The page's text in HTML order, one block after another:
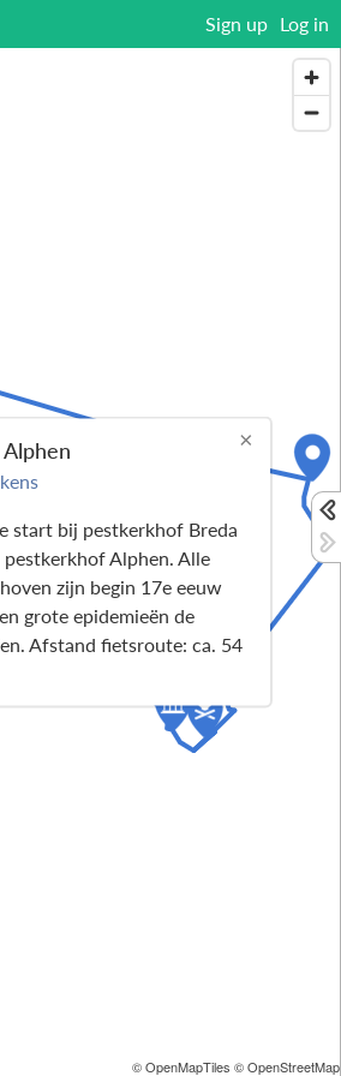
Sign up Log in
© OpenMapTiles ©
×
start bij pestkerkhof Breda
Alphen. Alle
zijn begin 17e eeuw
grote epidemieën de
Afstand fietsroute: ca. 54